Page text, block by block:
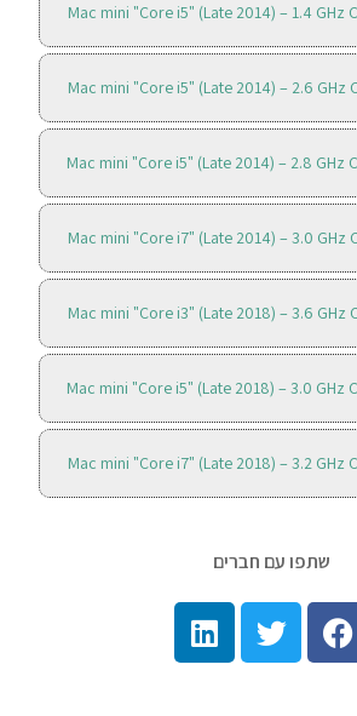
Mac mini "Core i5" (Late 2014) – 1.4 GHz
Mac mini "Core i5" (Late 2014) – 2.6 GHz
Mac mini "Core i5" (Late 2014) – 2.8 GHz
Mac mini "Core i7" (Late 2014) – 3.0 GHz
Mac mini "Core i3" (Late 2018) – 3.6 GHz
Mac mini "Core i5" (Late 2018) – 3.0 GHz
Mac mini "Core i7" (Late 2018) – 3.2 GHz
שתפו עם חברים